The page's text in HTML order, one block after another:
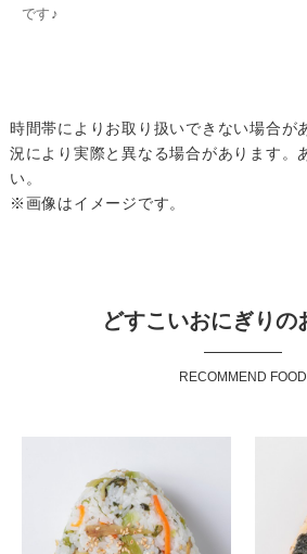
です♪
時間帯によりお取り扱いできない場合が
況により実際と異なる場合があります。
い。
※画像はイメージです。
どすこいおにぎりの
RECOMMEND FOOD